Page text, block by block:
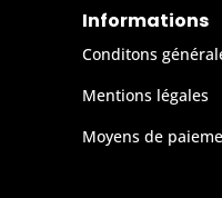
Informations
Conditons
Mentions légales
Moyens de